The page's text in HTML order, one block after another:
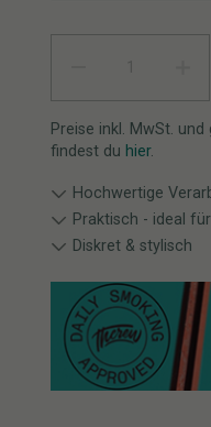
Preise inkl. MwSt.
findest du hier.
Hochwertige
Praktisch - ideal
Diskret & stylisch